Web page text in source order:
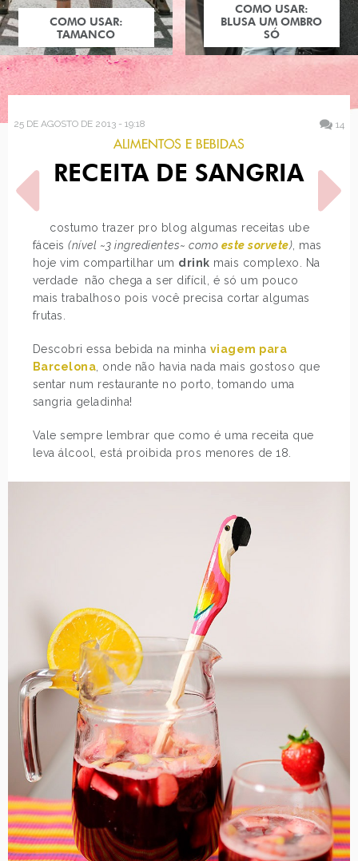
COMO USAR:
TAMANCO
COMO USAR:
BLUSA UM OMBRO
SÓ
25 DE AGOSTO DE 2013 - 19:18 14
ALIMENTOS E BEBIDAS
RECEITA DE SANGRIA
Eu costumo trazer pro blog algumas receitas uber
fáceis(nível ~3 ingredientes~ como este sorvete) , mas
hoje vim compartilhar um drink mais complexo. Na
verdade não chega a ser difícil, é só um pouco
mais trabalhoso pois você precisa cortar algumas
frutas.
Descobri essa bebida na minha viagem para
Barcelona , onde não havia nada mais gostoso que
sentar num restaurante no porto, tomando uma
sangria geladinha!
Vale sempre lembrar que como é uma receita que
leva álcool, está proibida pros menores de 18.
POST ANTERIOR
LOOK DO DIA: CAMISA COM
ESTAMPA DE AZULEJO…
PRÓXIMO POST
PRINCESAS DISNEY NOS
ANOS 80